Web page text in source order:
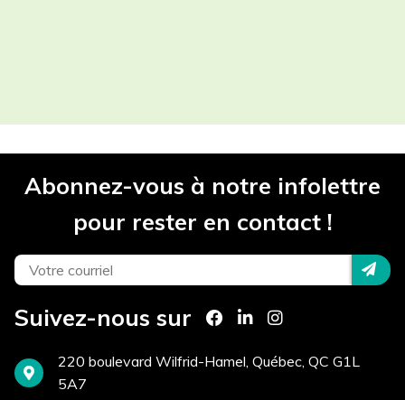
Téléphone *
Courriel *
Abonnez-vous à notre infolettre
pour rester en contact !
Suivez-nous sur
220 boulevard Wilfrid-Hamel, Québec, QC G1L
5A7